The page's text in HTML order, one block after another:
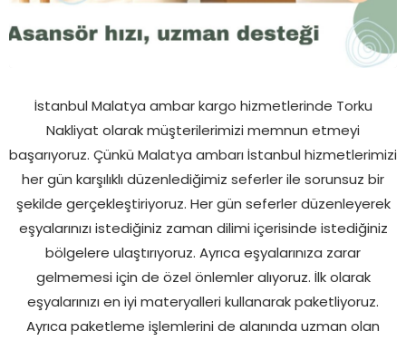
İstanbul Malatya ambar kargo hizmetlerinde Torku
Nakliyat olarak müşterilerimizi memnun etmeyi
başarıyoruz. Çünkü Malatya ambarı İstanbul hizmetlerimizi
her gün karşılıklı düzenlediğimiz seferler ile sorunsuz bir
şekilde gerçekleştiriyoruz. Her gün seferler düzenleyerek
eşyalarınızı istediğiniz zaman dilimi içerisinde istediğiniz
bölgelere ulaştırıyoruz. Ayrıca eşyalarınıza zarar
gelmemesi için de özel önlemler alıyoruz. İlk olarak
eşyalarınızı en iyi materyalleri kullanarak paketliyoruz.
Ayrıca paketleme işlemlerini de alanında uzman olan